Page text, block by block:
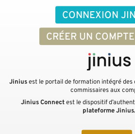
CONNEXION
CRÉER UN
Jiniusest le portail de formation intégré des
commissaires aux
Jinius Connectest le dispositif
plateforme Jinius.